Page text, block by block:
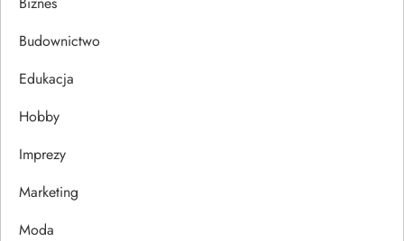
c
a
w
p
Budownictwo
Edukacja
Hobby
Imprezy
Marketing
Moda